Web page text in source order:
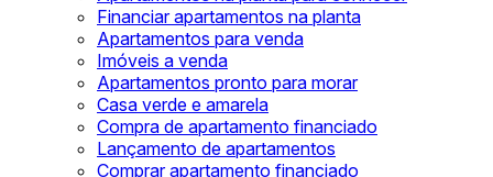
Financiar apartamentos na planta
Apartamentos para venda
Imóveis a venda
Apartamentos pronto para morar
Casa verde e amarela
Compra de apartamento financiado
Lançamento de apartamentos
Comprar apartamento financiado